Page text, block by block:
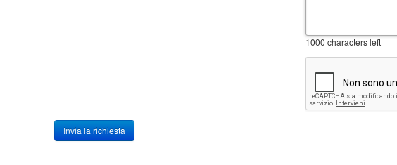
1000 characters left
Invia la richiesta